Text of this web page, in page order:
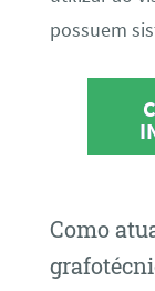
possuem
Como